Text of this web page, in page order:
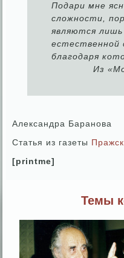
Подари мне
сложности,
являются лишь
естественной
благодаря
Из
Александра Баранова
Статья из газеты
[printme]
Темы